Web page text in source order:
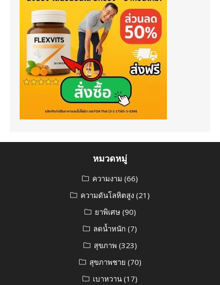
หมวดหมู่
ความงาม (66)
ความดันโลหิตสูง (21)
ยาพิเศษ(90)
ลดน้ำหนัก (7)
สุขภาพ (323)
สุขภาพชาย (70)
เบาหวาน (17)